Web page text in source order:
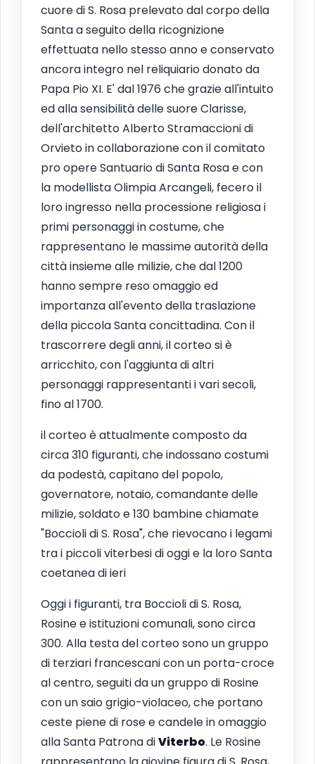
cuore di S. Rosa prelevato dal corpo della
Santa a seguito della ricognizione
effettuata nello stesso anno e conservato
ancora integro nel reliquiario donato da
Papa Pio XI. E' dal 1976 che grazie all'intuito
ed alla sensibilità delle suore Clarisse,
dell'architetto Alberto Stramaccioni di
Orvieto in collaborazione con il comitato
pro opere Santuario di Santa Rosa e con
la modellista Olimpia Arcangeli, fecero il
loro ingresso nella processione religiosa i
primi personaggi in costume, che
rappresentano le massime autorità della
città insieme alle milizie, che dal 1200
hanno sempre reso omaggio ed
importanza all'evento della traslazione
della piccola Santa concittadina. Con il
trascorrere degli anni, il corteo si è
arricchito, con l'aggiunta di altri
personaggi rappresentanti i vari secoli,
fino al 1700.
il corteo è attualmente composto da
circa 310 figuranti, che indossano costumi
da podestà, capitano del popolo,
governatore, notaio, comandante delle
milizie, soldato e 130 bambine chiamate
"Boccioli di S. Rosa", che rievocano i legami
tra i piccoli viterbesi di oggi e la loro Santa
coetanea di ieri
Oggi i figuranti, tra Boccioli di S. Rosa,
Rosine e istituzioni comunali, sono circa
300. Alla testa del corteo sono un gruppo
di terziari francescani con un porta-croce
al centro, seguiti da un gruppo di Rosine
con un saio grigio-violaceo, che portano
ceste piene di rose e candele in omaggio
alla Santa Patrona diViterbo. Le Rosine